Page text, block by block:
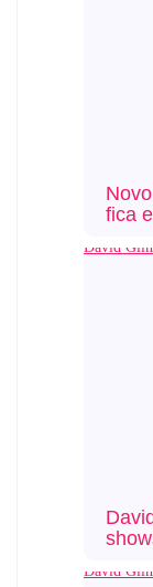
fica
David
David